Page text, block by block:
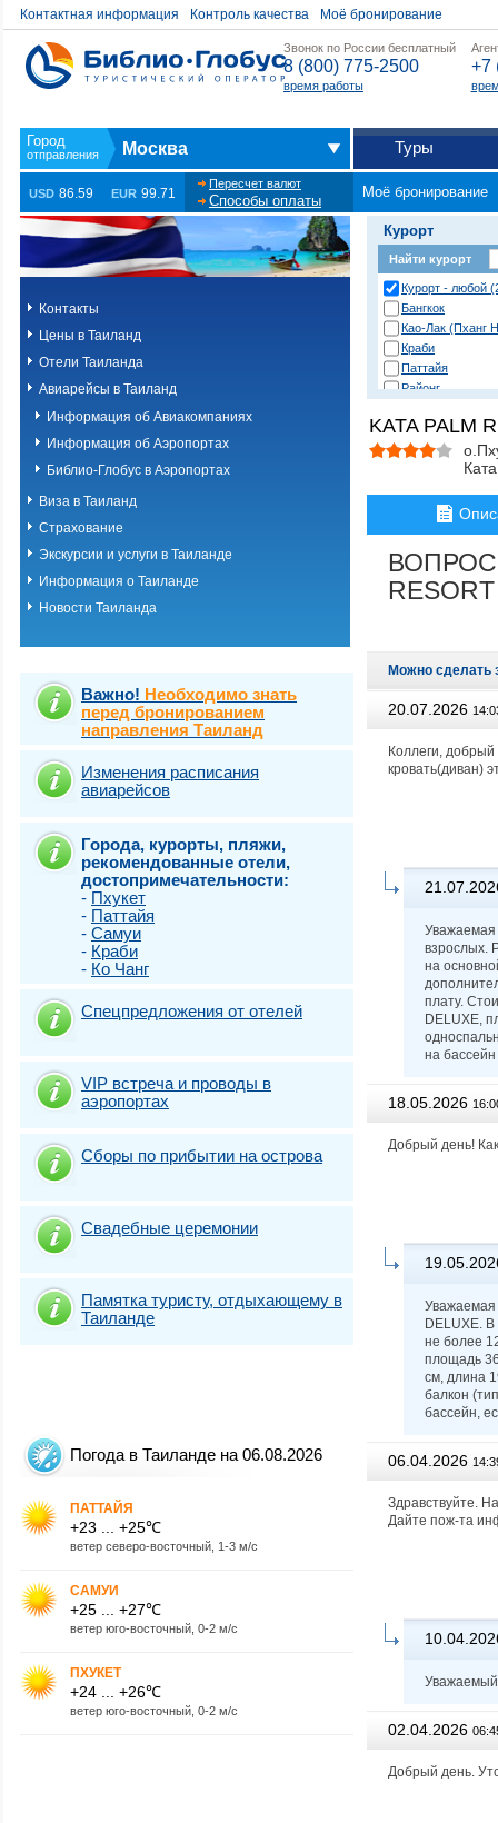
Контактная информация Контроль качества Моё бронирование
Звонок по России бесплатный
8 (800) 775-2500
время работы
+7
Москва Туры
USD 86.59 EUR 99.71
Пересчет валют
Способы оплаты
Моё бронирование
Контакты
Цены в Таиланд
Отели Таиланда
Авиарейсы в Таиланд
Информация об Авиакомпаниях
Информация об Аэропортах
Библио-Глобус в Аэропортах
Виза в Таиланд
Страхование
Экскурсии и услуги в Таиланде
Информация о Таиланде
Новости Таиланда
Важно! Необходимо знать
перед бронированием
направления Таиланд
Изменения расписания
авиарейсов
Города, курорты, пляжи,
рекомендованные отели,
достопримечательности:
- Пхукет
- Паттайя
- Самуи
- Краби
- Ко Чанг
Спецпредложения от отелей
VIP встреча и проводы в
аэропортах
Сборы по прибытии на острова
Свадебные церемонии
Памятка туристу, отдыхающему в
Таиланде
Погода в Таиланде на 06.08.2026
ПАТТАЙЯ
+23 ... +25℃
ветер северо-восточный, 1-3 м/с
САМУИ
+25 ... +27℃
ветер юго-восточный, 0-2 м/с
ПХУКЕТ
+24 ... +26℃
ветер юго-восточный, 0-2 м/с
Курорт
Найти курорт
Курорт - любой
Бангкок
Као-Лак (Пханг
Краби
Паттайя
Районг
о. Пханган
о.Ланта
о.Пхукет. Пляж
о.Пхукет. Пляж
о.Пхукет. Пляж
о.Пхукет. Пляж
о.Пхукет. Пляж
о.Пхукет. Пляж
о.Пхукет. Пляж
о.Самет
KATA PALM
Ката
Можно сделать
20.07.2026
Коллеги,
кровать(диван)
Уважаемая
взрослых.
на
плату.
DELUXE,
на
18.05.2026
Добрый день!
Уважаемая
DELUXE.
не более
площадь
см, длина
балкон
бассейн,
06.04.2026
Здравствуйте.
Дайте пож-та
Уважаемый
02.04.2026
Добрый день.